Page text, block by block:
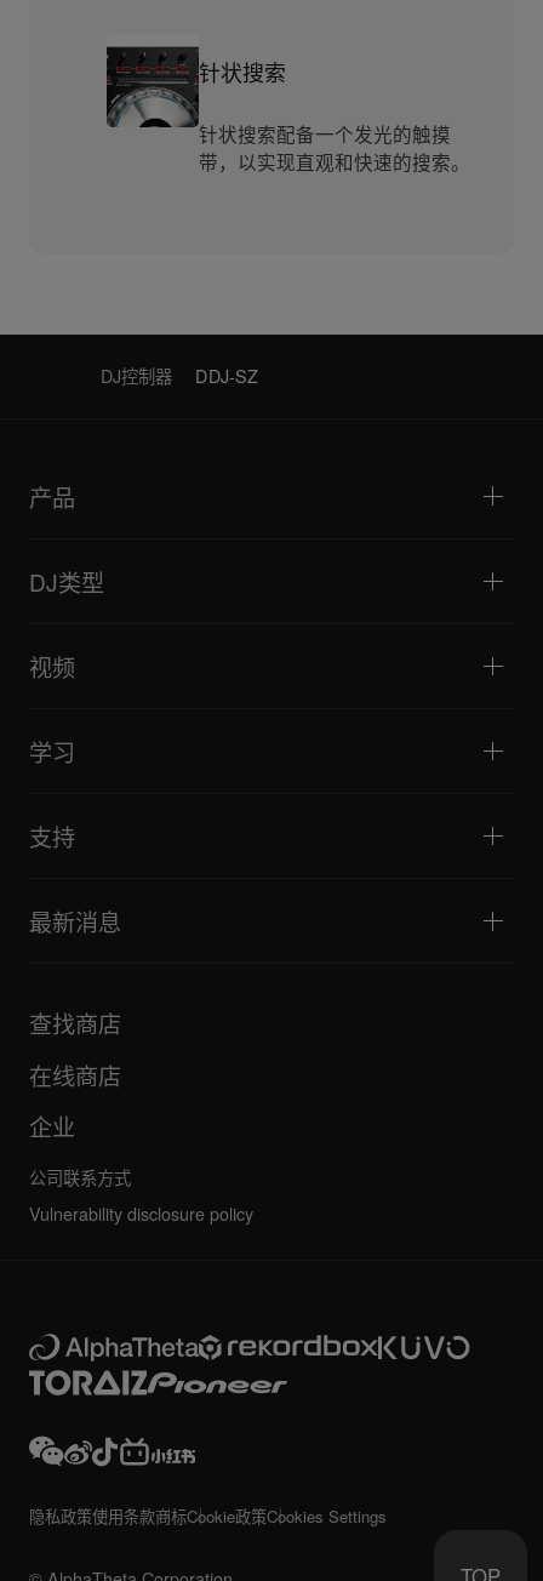
针状搜索
针状搜索配备一个发光的触摸
带，以实现直观和快速的搜索。
DJ控制器 DDJ-SZ
产品
DJ混音器
一体化DJ系统
DJ采样器
DJ效果器
监听扬声器
便携式DJ扬声器
DJ类型
直播
酒吧与小型场地
唱盘主义与对决
音乐制作
视频
教程
技巧和窍门
文化
纪录片
学习
推荐给 Hip Hop DJ 的设备
Bridge Blog Tips
支持
探索 Support Gateway
下载（固件、驱动程序等）
FAQ
社区论坛
维护、维修、保修
最新消息
公司
其他
全部新闻
查找商店
在线商店
企业
公司联系方式
Vulnerability disclosure policy
隐私政策使用条款商标Cookie政策Cookies Settings